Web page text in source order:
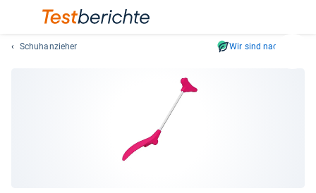
Schuhanzieher Wir sind nachhaltig